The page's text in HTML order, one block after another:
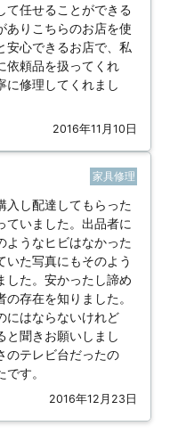
て任せることができる
ありこちらのお店を使
安心できるお店で、私
依頼品を扱ってくれ
に修理してくれまし
2016年11月10日
家具修理
入し配達してもらった
ていました。出品者に
ようなヒビはなかった
いた写真にもそのよう
した。安かったし諦め
存在を知りました。
にはならないけれど
と聞きお願いしまし
のテレビ台だったの
す。
2016年12月23日